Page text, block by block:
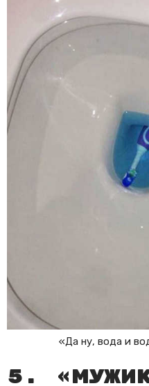
«Да ну, вода и
5.